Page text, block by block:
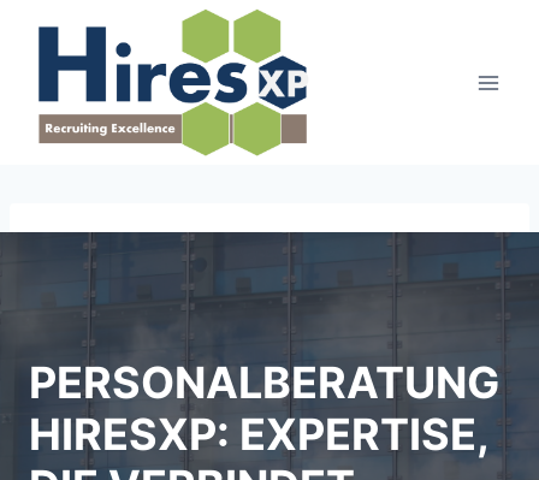
PERSONALBERATUNG
HIRESXP: EXPERTISE,